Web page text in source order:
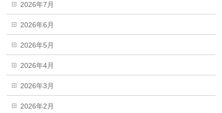
2026年7月
2026年6月
2026年5月
2026年4月
2026年3月
2026年2月